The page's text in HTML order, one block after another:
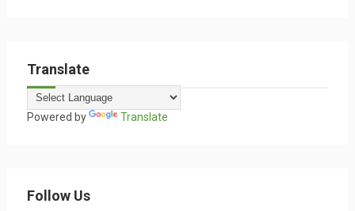
Translate
Powered by Translate
Follow Us